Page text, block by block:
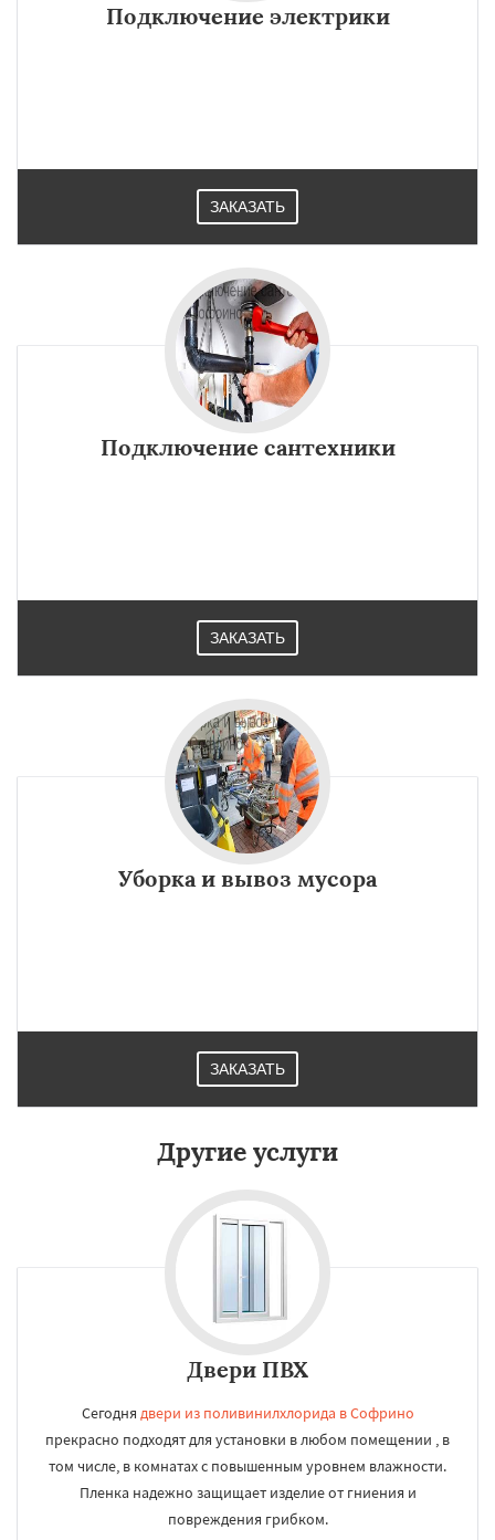
Подключение электрики
ЗАКАЗАТЬ
Подключение сантехники
ЗАКАЗАТЬ
Уборка и вывоз мусора
ЗАКАЗАТЬ
Другие услуги
Двери ПВХ
Сегодня двери из поливинилхлорида в Софрино
прекрасно подходят для установки в любом помещении , в
том числе, в комнатах с повышенным уровнем влажности.
Пленка надежно защищает изделие от гниения и
повреждения грибком.